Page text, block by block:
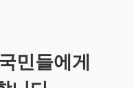
민들에게